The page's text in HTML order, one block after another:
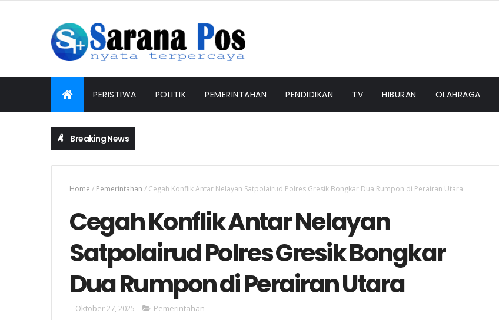
PERISTIWA POLITIK PEMERINTAHAN PENDIDIKAN TV HIBURAN OLAHRAGA
Breaking News
Home / Pemerintahan / Cegah Konflik Antar Nelayan Satpolairud Polres Gresik Bongkar Dua Rumpon di Perairan Utara
Cegah Konflik Antar Nelayan
Satpolairud Polres Gresik Bongkar
Dua Rumpon di Perairan Utara
Oktober 27, 2025 Pemerintahan